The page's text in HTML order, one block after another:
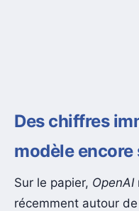
Des chiffres
modèle
Sur le papier, OpenAI
récemment autour